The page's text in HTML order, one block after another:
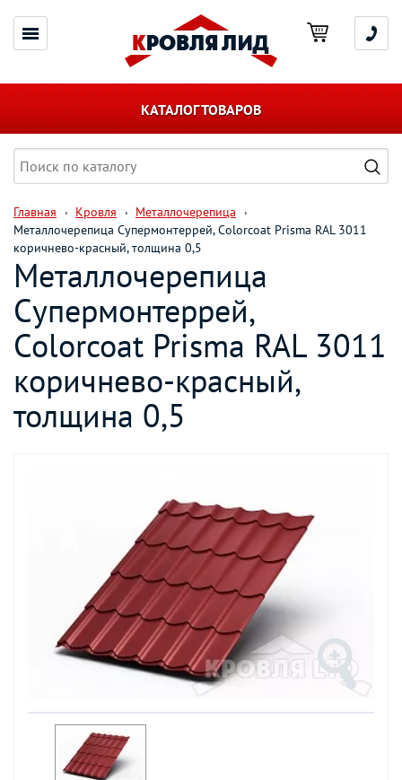
КАТАЛОГ ТОВАРОВ
Главная Кровля
Металлочерепица
Металлочерепица Супермонтеррей, Colorcoat Prisma RAL 3011
коричнево-красный, толщина 0,5
Металлочерепица
Супермонтеррей,
Colorcoat Prisma RAL 3011
коричнево-красный,
толщина 0,5